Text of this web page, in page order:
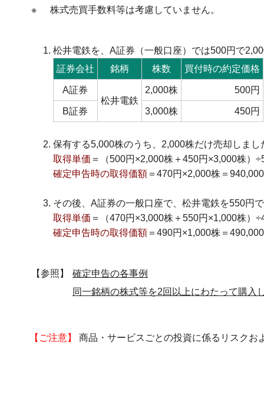
※
株式売買手数料等は考慮していません。
松井電鉄を、A証券（一般口座）では500円で
証券会社
銘柄 株数 買付時の約定価格
A証券
松井電鉄
2,000株 500円
B証券 3,000株 450円
保有する5,000株のうち、2,000株だけ売却しまし
取得単価 ＝（500円×2,000株＋450円×3,000株）
確定申告時の取得価額＝470円×2,000株＝
その後、A証券の一般口座で、松井電鉄を550円
取得単価 ＝（470円×3,000株＋550円×1,000株）
確定申告時の取得価額＝490円×1,000株＝
【参照】
確定申告の各事例
同一銘柄の株式等を2回以上にわたって購入
【ご注意】 商品・サービスごとの投資に係るリスクお